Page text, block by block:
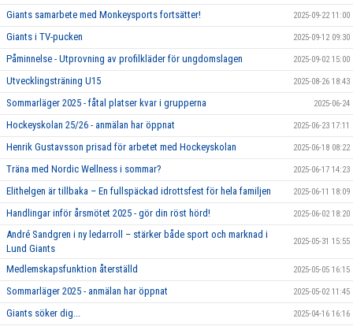
Giants samarbete med Monkeysports fortsätter! 2025-09-22 11:00
Giants i TV-pucken 2025-09-12 09:30
Påminnelse - Utprovning av profilkläder för ungdomslagen 2025-09-02 15:00
Utvecklingsträning U15 2025-08-26 18:43
Sommarläger 2025 - fåtal platser kvar i grupperna 2025-06-24
Hockeyskolan 25/26 - anmälan har öppnat 2025-06-23 17:11
Henrik Gustavsson prisad för arbetet med Hockeyskolan 2025-06-18 08:22
Träna med Nordic Wellness i sommar? 2025-06-17 14:23
Elithelgen är tillbaka – En fullspäckad idrottsfest för hela familjen 2025-06-11 18:09
Handlingar inför årsmötet 2025 - gör din röst hörd! 2025-06-02 18:20
André Sandgren i ny ledarroll – stärker både sport och marknad i
Lund Giants
2025-05-31 15:55
Medlemskapsfunktion återställd 2025-05-05 16:15
Sommarläger 2025 - anmälan har öppnat 2025-05-02 11:45
Giants söker dig... 2025-04-16 16:16